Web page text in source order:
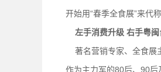
开始用“春季全食展”来代
左手消费升级 右手粤闽
著名营销专家、全食展
作为主力军的80后、90